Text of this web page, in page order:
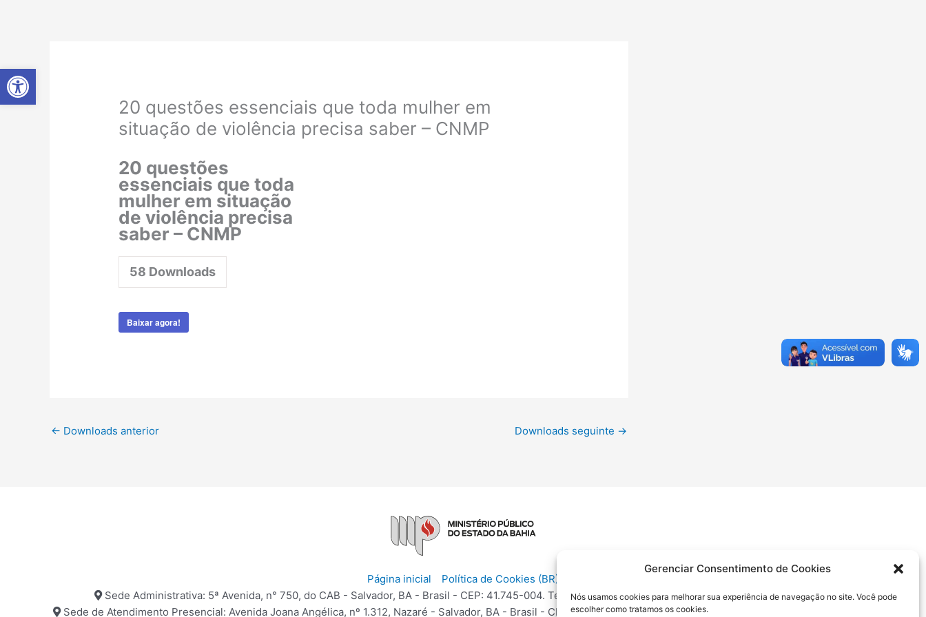
Abrir a barra de ferramentas
Gerenciar Consentimento de Cookies
Nós usamos cookies para melhorar sua experiência de navegação no site. Você pode
escolher como tratamos os cookies.
20 questões essenciais que toda mulher em
situação de violência precisa saber – CNMP
20 questões
essenciais que toda
mulher em situação
de violência precisa
saber – CNMP
58 Downloads
Baixar agora!
← Downloads anterior Downloads seguinte →
Página inicial
Política de Cookies (BR)
Sede Administrativa: 5ª Avenida, n° 750, do CAB - Salvador, BA - Brasil - CEP: 41.745-004. Telefone: disque 127 ou 0800 071 1422* (ligação gratuita).
Sede de Atendimento Presencial: Avenida Joana Angélica, nº 1.312, Nazaré - Salvador, BA - Brasil - CEP: 40.050-001. Telefone: disque 127 ou 0800 071 1422* (ligação